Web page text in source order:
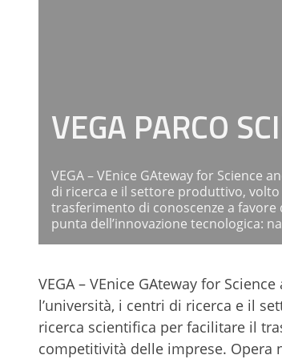
VEGA PARCO
VEGA – VEnice GAteway for Science
di ricerca e il settore produttivo,
trasferimento di conoscenze a
punta dell’innovazione tecnologica:
VEGA – VEnice GAteway for
l’università, i centri di ricerca e il
ricerca scientifica per facilitare il
competitività delle imprese. Opera